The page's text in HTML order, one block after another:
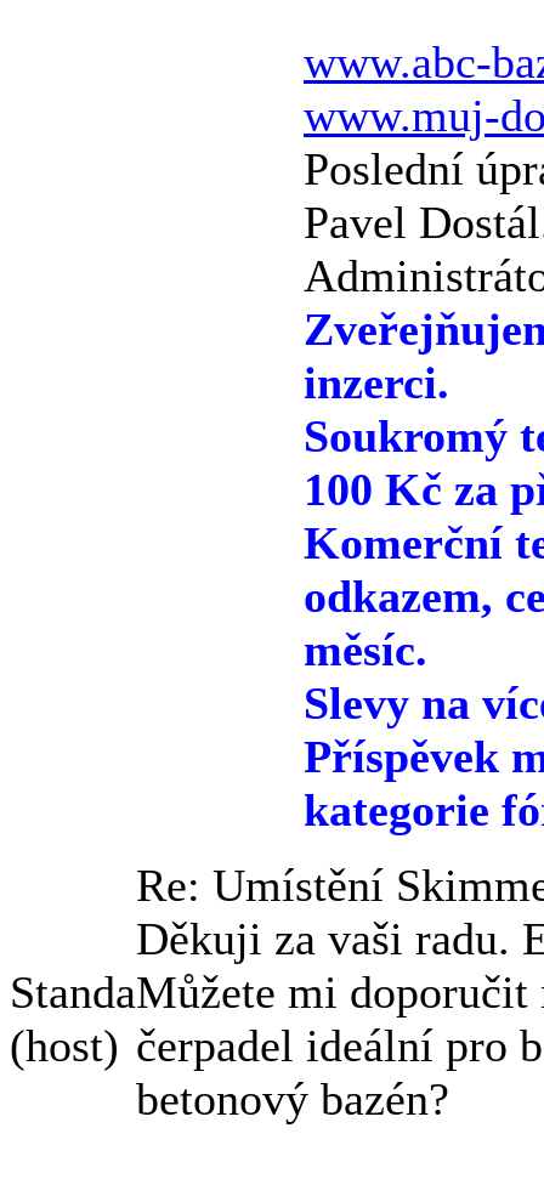
www.abc-
www.muj-
Poslední
Pavel
inzerci.
Soukromý
100 Kč za
Komerční
odkazem,
měsíc.
Slevy na
Příspěvek
kategorie
Standa
(host)
Re: Umístění
Děkuji za vaši radu.
Můžete mi doporučit
čerpadel ideální pro
betonový bazén?